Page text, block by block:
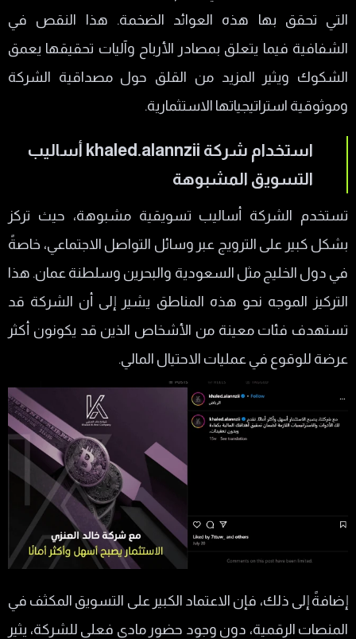
التي تحقق بها هذه العوائد الضخمة. هذا النقص في
الشفافية فيما يتعلق بمصادر الأرباح وآليات تحقيقها يعمق
الشكوك ويثير المزيد من القلق حول مصداقية الشركة
وموثوقية استراتيجياتها الاستثمارية.
استخدام شركة khaled.alannzii أساليب
التسويق المشبوهة
تستخدم الشركة أساليب تسويقية مشبوهة، حيث تركز
بشكل كبير على الترويج عبر وسائل التواصل الاجتماعي، خاصةً
في دول الخليج مثل السعودية والبحرين وسلطنة عمان. هذا
التركيز الموجه نحو هذه المناطق يشير إلى أن الشركة قد
تستهدف فئات معينة من الأشخاص الذين قد يكونون أكثر
عرضة للوقوع في عمليات الاحتيال المالي.
إضافةً إلى ذلك، فإن الاعتماد الكبير على التسويق المكثف في
المنصات الرقمية، دون وجود حضور مادي فعلي للشركة، يثير